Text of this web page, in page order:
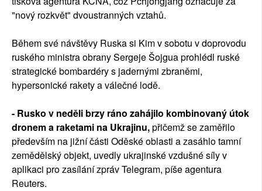
"nový rozkvět" dvoustranných vztahů.
Během své návštěvy Ruska si Kim v sobotu v doprovodu
ruského ministra obrany Sergeje Šojgua prohlédl ruské
strategické bombardéry s jadernými zbraněmi,
hypersonické rakety a válečné lodě.
- Rusko v neděli brzy ráno zahájilo kombinovaný útok
dronem a raketami na Ukrajinu,přičemž se zaměřilo
především na jižní části Oděské oblasti a zasáhlo tamní
zemědělský objekt, uvedly ukrajinské vzdušné síly v
aplikaci pro zasílání zpráv Telegram, píše agentura
Reuters.